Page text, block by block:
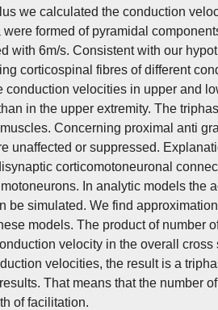
we calculated the conduction
formed of pyramidal
with 6m/s. Consistent with our
corticospinal fibres of different
conduction velocities in upper and
in the upper extremity. The
Concerning proximal anti
unaffected or suppressed.
corticomotoneuronal
In analytic models the
be simulated. We find
models. The product of number
velocity in the overall
velocities, the result is a
That means that the number
of facilitation.